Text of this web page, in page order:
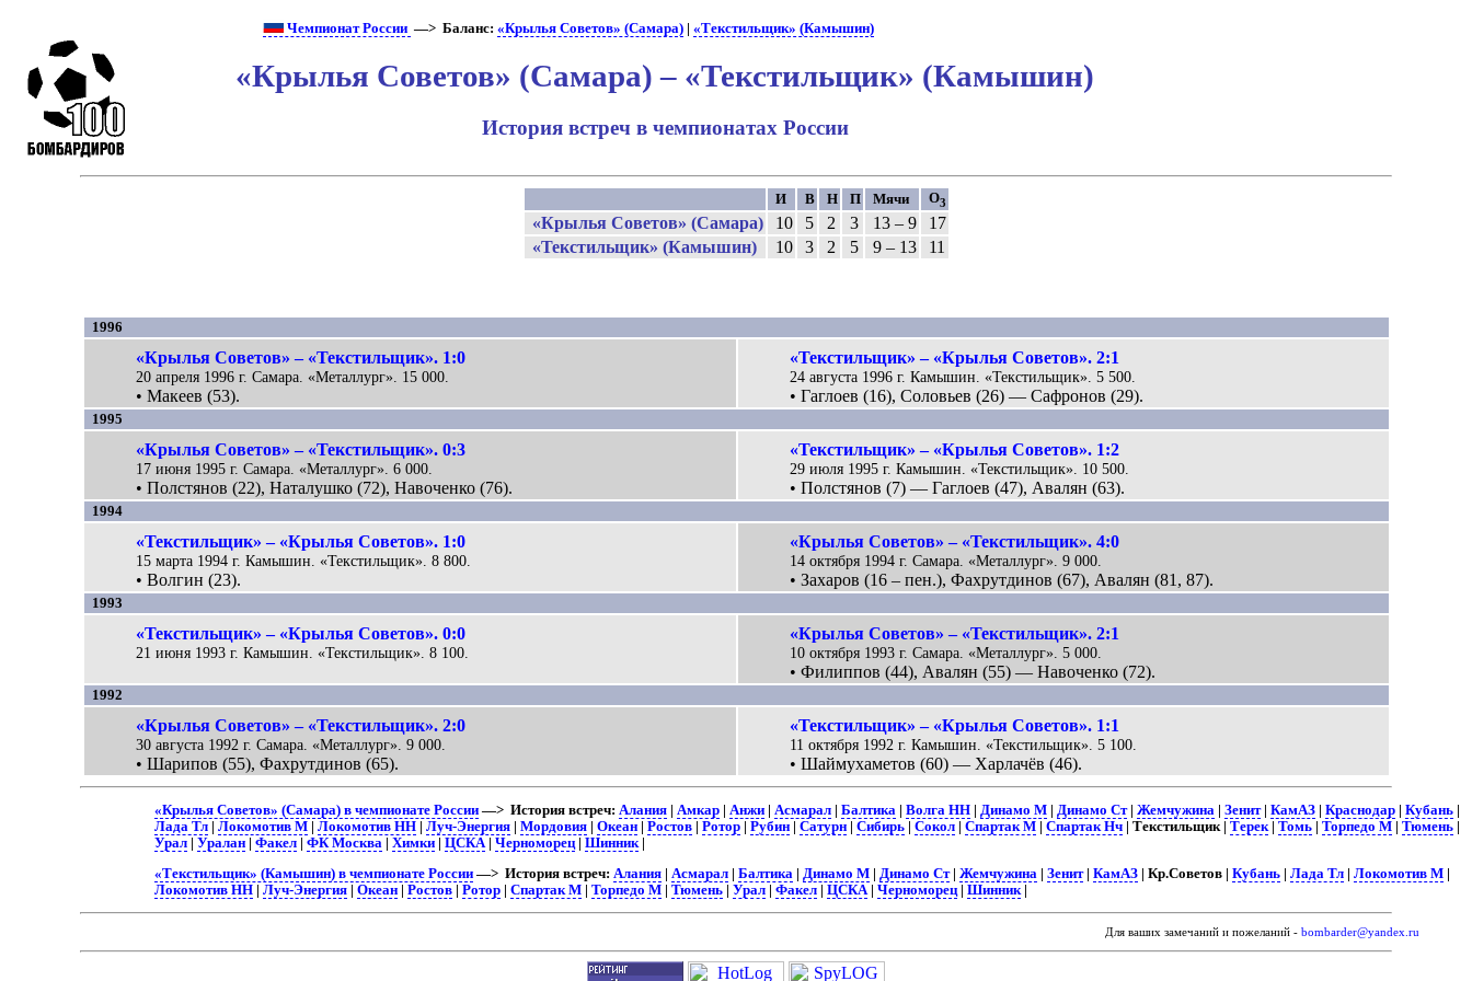
Чемпионат России —> Баланс:«Крылья Советов» (Самара) |«Текстильщик» (Камышин)
«Крылья Советов» (Самара) – «Текстильщик» (Камышин)
История встреч в чемпионатах России
И В Н П Мячи О3
«Крылья Советов» (Самара) 10 5 2 3 13 – 9
17
«Текстильщик» (Камышин)
10 3 2 5 9 – 13 11
1996
«Крылья Советов» – «Текстильщик». 1:0
20 апреля 1996 г. Самара. «Металлург». 15 000.
• Макеев (53).
«Текстильщик» – «Крылья Советов». 2:1
24 августа 1996 г. Камышин. «Текстильщик». 5 500.
• Гаглоев (16), Соловьев (26) — Сафронов (29).
1995
«Крылья Советов» – «Текстильщик». 0:3
17 июня 1995 г. Самара. «Металлург». 6 000.
• Полстянов (22), Наталушко (72), Навоченко (76).
«Текстильщик» – «Крылья Советов». 1:2
29 июля 1995 г. Камышин. «Текстильщик». 10 500.
• Полстянов (7) — Гаглоев (47), Авалян (63).
1994
«Текстильщик» – «Крылья Советов». 1:0
15 марта 1994 г. Камышин. «Текстильщик». 8 800.
• Волгин (23).
«Крылья Советов» – «Текстильщик». 4:0
14 октября 1994 г. Самара. «Металлург». 9 000.
• Захаров (16 – пен.), Фахрутдинов (67), Авалян (81, 87).
1993
«Текстильщик» – «Крылья Советов». 0:0
21 июня 1993 г. Камышин. «Текстильщик». 8 100.
«Крылья Советов» – «Текстильщик». 2:1
10 октября 1993 г. Самара. «Металлург». 5 000.
• Филиппов (44), Авалян (55) — Навоченко (72).
1992
«Крылья Советов» – «Текстильщик». 2:0
30 августа 1992 г. Самара. «Металлург». 9 000.
• Шарипов (55), Фахрутдинов (65).
«Текстильщик» – «Крылья Советов». 1:1
11 октября 1992 г. Камышин. «Текстильщик». 5 100.
• Шаймухаметов (60) — Харлачёв (46).
«Крылья Советов» (Самара) в чемпионате России—> История встреч: Алания| Амкар| Анжи| Асмарал| Балтика | Волга НН| Динамо М| Динамо Ст| Жемчужина | Зенит| КамАЗ| Краснодар| Кубань|
Лада Тл| Локомотив М| Локомотив НН| Луч-Энергия| Мордовия| Океан| Ростов| Ротор| Рубин| Сатурн| Сибирь| Сокол| Спартак М| Спартак Нч| Текстильщик | Терек| Томь| Торпедо М| Тюмень|
Урал| Уралан| Факел| ФК Москва | Химки| ЦСКА| Черноморец| Шинник|
«Текстильщик» (Камышин) в чемпионате России—> История встреч: Алания| Асмарал| Балтика | Динамо М| Динамо Ст| Жемчужина | Зенит| КамАЗ| Кр.Советов | Кубань| Лада Тл| Локомотив М|
Локомотив НН| Луч-Энергия| Океан| Ростов| Ротор| Спартак М| Торпедо М| Тюмень| Урал| Факел| ЦСКА| Черноморец| Шинник|
Для ваших замечаний и пожеланий - bombarder@yandex.ru